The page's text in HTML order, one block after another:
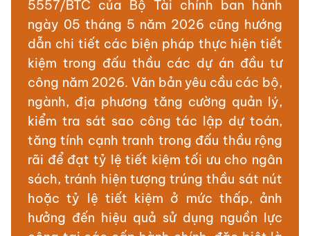
5557/BTC của Bộ Tài chính ban hành
ngày 05 tháng 5 năm 2026 cũng hướng
dẫn chi tiết các biện pháp thực hiện tiết
kiệm trong đấu thầu các dự án đầu tư
công năm 2026. Văn bản yêu cầu các bộ,
ngành, địa phương tăng cường quản lý,
kiểm tra sát sao công tác lập dự toán,
tăng tính cạnh tranh trong đấu thầu rộng
rãi để đạt tỷ lệ tiết kiệm tối ưu cho ngân
sách, tránh hiện tượng trúng thầu sát nút
hoặc tỷ lệ tiết kiệm ở mức thấp, ảnh
hưởng đến hiệu quả sử dụng nguồn lực